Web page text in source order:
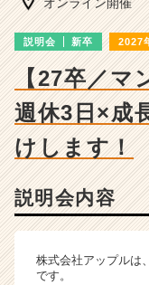
説明会 新卒 2027
【27卒／マ
週休3日×成
けします！
説明会内容
株式会社アップルは
です。